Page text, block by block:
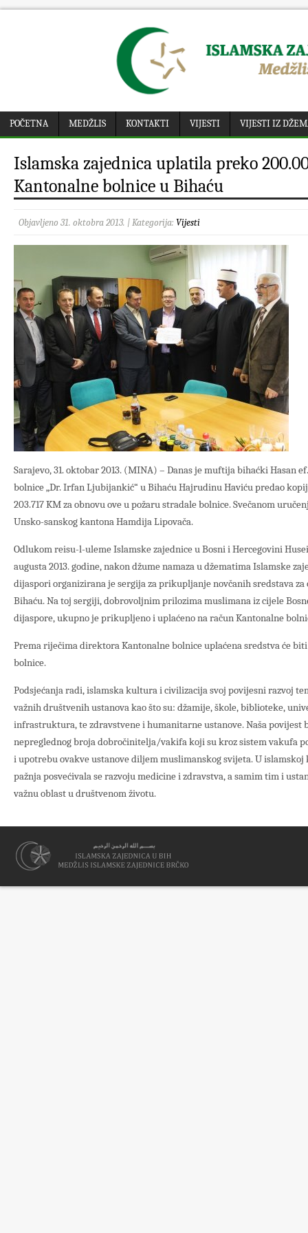
POČETNA MEDŽLIS KONTAKTI VIJESTI VIJESTI IZ
Islamska zajednica uplatila preko
Kantonalne bolnice u Bihaću
Objavljeno 31. oktobra 2013. | Kategorija: Vijesti
Sarajevo, 31. oktobar 2013. (MINA) – Danas je muftija bihaćki Hasan
bolnice „Dr. Irfan Ljubijankić“ u Bihaću Hajrudinu Haviću predao
203.717 KM za obnovu ove u požaru stradale bolnice. Svečanom
Unsko-sanskog kantona Hamdija Lipovača.
Odlukom reisu-l-uleme Islamske zajednice u Bosni i Hercegovini
augusta 2013. godine, nakon džume namaza u džematima Islamske
dijaspori organizirana je sergija za prikupljanje novčanih sredstava
Bihaću. Na toj sergiji, dobrovoljnim prilozima muslimana iz cijele
dijaspore, ukupno je prikupljeno i uplaćeno na račun Kantonalne
Prema riječima direktora Kantonalne bolnice uplaćena sredstva će
bolnice.
Podsjećanja radi, islamska kultura i civilizacija svoj povijesni razvoj
važnih društvenih ustanova kao što su: džamije, škole, biblioteke,
infrastruktura, te zdravstvene i humanitarne ustanove. Naša povijest
nepreglednog broja dobročinitelja/vakifa koji su kroz sistem vakufa
i upotrebu ovakve ustanove diljem muslimanskog svijeta. U
pažnja posvećivala se razvoju medicine i zdravstva, a samim tim i
važnu oblast u društvenom životu.